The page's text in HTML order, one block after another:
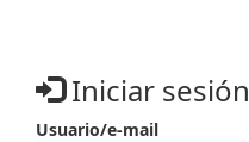
Iniciar sesión
Usuario/e-mail